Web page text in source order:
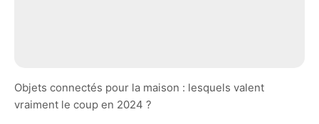
Objets connectés pour la maison : lesquels valent
vraiment le coup en 2024 ?